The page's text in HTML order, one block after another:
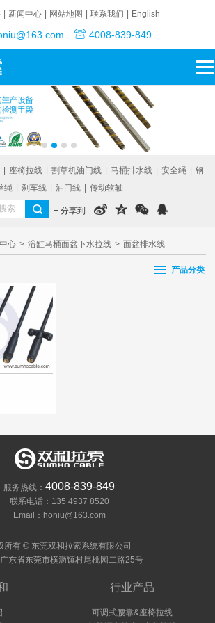
新闻中心 网站地图 联系我们 English
4008-839-849
座椅拉线 割草机油门线 马桶排水线 安全绳
钢
绳
刹车线 油门线 传动软轴
+ 分享到
心 > 浴缸马桶面盆下水拉线 > 面盆排水线
产品分类
服务热线： 4008-839-849
联系电话：135 4937 8520
Email：honiu@163.com
所有 © 东莞双和拉索系统有限公司
东省东莞市横沥镇村尾桃园二路25号
行业产品
可调式腰靠&座椅拉线